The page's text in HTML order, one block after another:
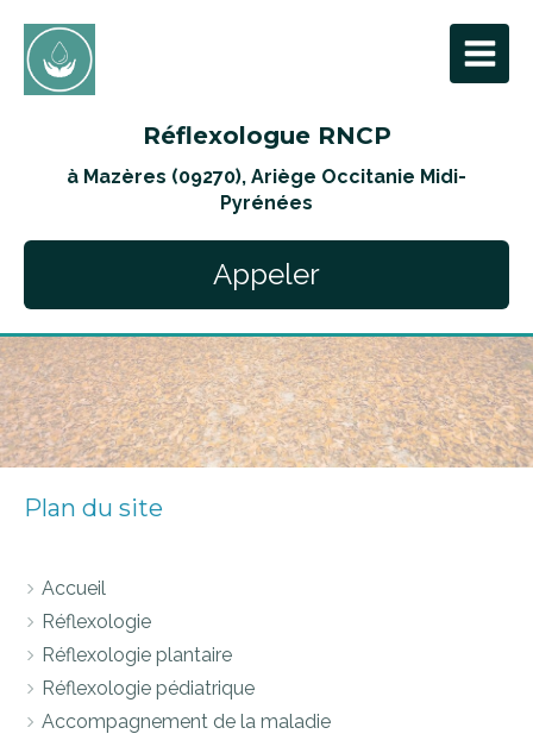
Réflexologue RNCP
à Mazères (09270), Ariège Occitanie Midi-
Pyrénées
Appeler
Plan du site
Accueil
Réflexologie
Réflexologie plantaire
Réflexologie pédiatrique
Accompagnement de la maladie